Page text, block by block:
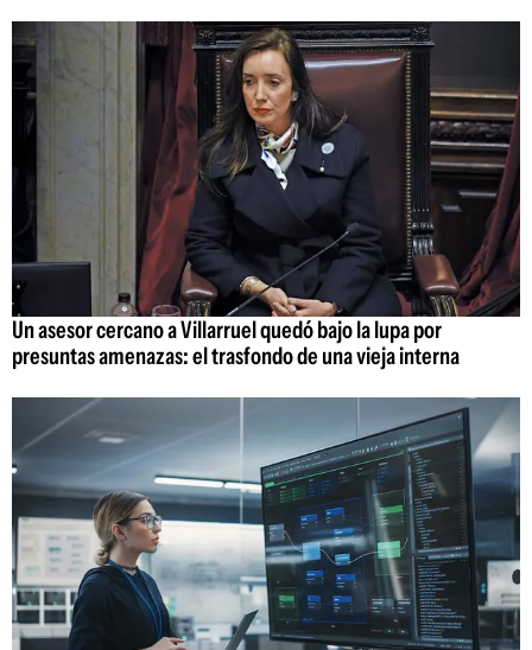
Un asesor cercano a Villarruel quedó bajo la lupa por
presuntas amenazas: el trasfondo de una vieja interna